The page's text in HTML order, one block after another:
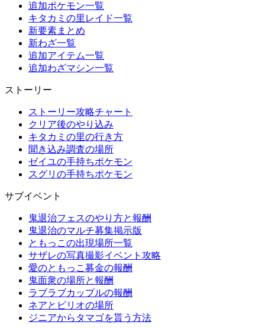
追加ポケモン一覧
キタカミの里レイド一覧
新要素まとめ
新わざ一覧
追加アイテム一覧
追加わざマシン一覧
ストーリー
ストーリー攻略チャート
クリア後のやり込み
キタカミの里の行き方
聞き込み調査の場所
ゼイユの手持ちポケモン
スグリの手持ちポケモン
サブイベント
鬼退治フェスのやり方と報酬
鬼退治のマルチ募集掲示版
ともっこの出現場所一覧
サザレの写真撮影イベント攻略
愛のともっこ募金の報酬
鬼面衆の場所と報酬
ラブラブカップルの報酬
ネアとビリオの場所
ジニアからタマゴを貰う方法